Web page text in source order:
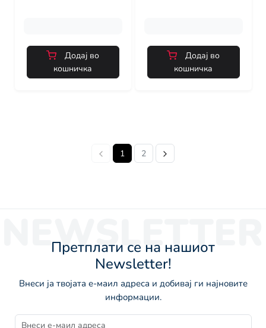
Додај во
кошничка
Додај во
кошничка
1 2
NEWSLETTER
Претплати се на нашиот
Newsletter!
Внеси ја твојата е-маил адреса и добивај ги најновите
информации.